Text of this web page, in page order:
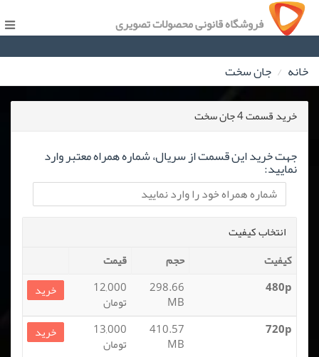
فروشگاه قانونی محصولات تصویری
خانه جان سخت
خرید قسمت 4 جان سخت
جهت خرید این قسمت از سریال، شماره همراه معتبر وارد
نمایید:
انتخاب کیفیت
کیفیت
حجم
قیمت
480p
298.66
MB
12,000
تومان
خرید
720p
410.57
MB
13,000
تومان
خرید